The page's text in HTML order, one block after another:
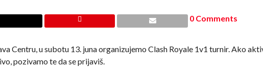
0 Comments
Centru, u subotu 13. juna organizujemo Clash Royale 1v1 turnir. Ako
pozivamo te da se prijaviš.